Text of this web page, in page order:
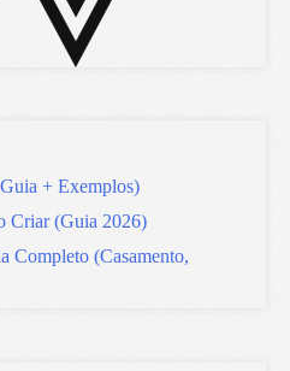
+ Exemplos)
Criar (Guia 2026)
Completo (Casamento,